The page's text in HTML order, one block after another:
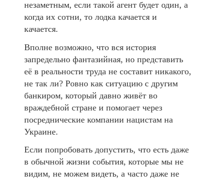
незаметным, если такой агент будет один, а
когда их сотни, то лодка качается и
качается.
Вполне возможно, что вся история
запредельно фантазийная, но представить
её в реальности труда не составит никакого,
не так ли? Ровно как ситуацию с другим
банкиром, который давно живёт во
враждебной стране и помогает через
посреднические компании нацистам на
Украине.
Если попробовать допустить, что есть даже
в обычной жизни события, которые мы не
видим, не можем видеть, а часто даже не